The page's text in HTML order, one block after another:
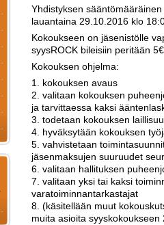
Yhdistyksen
lauantaina 29.10.2016 klo
Kokoukseen on jäsenistölle
syysROCK bileisiin peritään
Kokouksen ohjelma:
1. kokouksen avaus
2. valitaan kokouksen
ja tarvittaessa kaksi
3. todetaan kokouksen
4. hyväksytään kokouksen
5. vahvistetaan
jäsenmaksujen suuruudet
6. valitaan hallituksen
7. valitaan yksi tai kaksi
varatoiminnantarkastajat
8. (käsitellään muut
muita asioita syyskokoukseen